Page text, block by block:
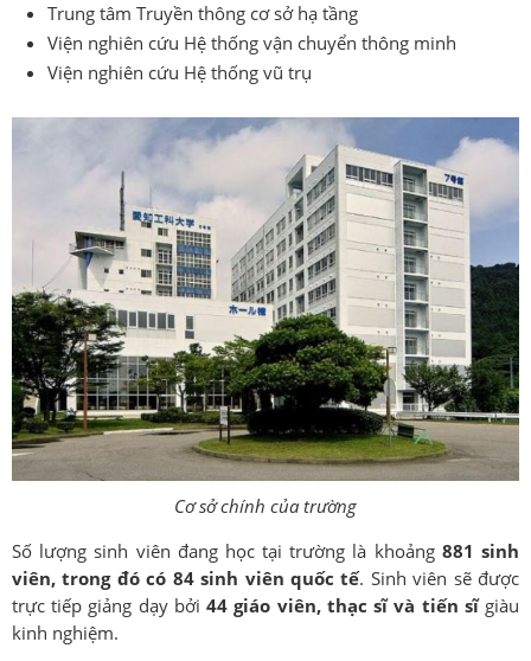
Trung tâm Truyền thông cơ sở hạ tầng
Viện nghiên cứu Hệ thống vận chuyển thông minh
Viện nghiên cứu Hệ thống vũ trụ
Cơ sở chính của trường
Số lượng sinh viên đang học tại trường là khoảng 881 sinh
viên, trong đó có 84 sinh viên quốc tế. Sinh viên sẽ được
trực tiếp giảng dạy bởi44 giáo viên, thạc sĩ và tiến sĩ giàu
kinh nghiệm.